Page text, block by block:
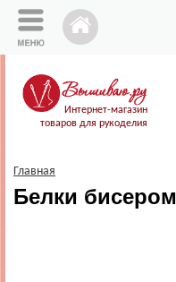
Интернет-магазин
товаров для рукоделия
Главная
Белки бисером